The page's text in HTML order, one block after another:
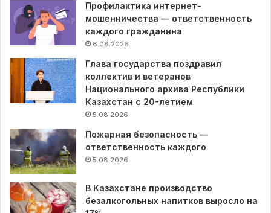
Профилактика интернет-
мошенничества — ответственность
каждого гражданина
6.08.2026
Глава государства поздравил
коллектив и ветеранов
Национального архива Республики
Казахстан с 20-летием
5.08.2026
Пожарная безопасность —
ответственность каждого
5.08.2026
В Казахстане производство
безалкогольных напитков выросло на